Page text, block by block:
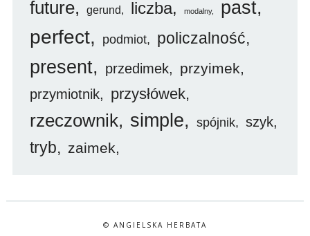
future gerund liczba modalny past
perfect podmiot policzalność
present przedimek przyimek
przymiotnik przysłówek
rzeczownik simple spójnik szyk
tryb zaimek
© ANGIELSKA HERBATA